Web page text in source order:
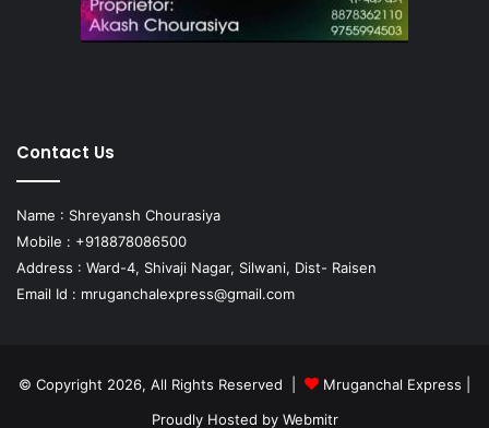
Contact Us
Name : Shreyansh Chourasiya
Mobile : +918878086500
Address : Ward-4, Shivaji Nagar, Silwani, Dist- Raisen
Email Id : mruganchalexpress@gmail.com
© Copyright 2026, All Rights Reserved | Mruganchal Express
Proudly Hosted by Webmitr